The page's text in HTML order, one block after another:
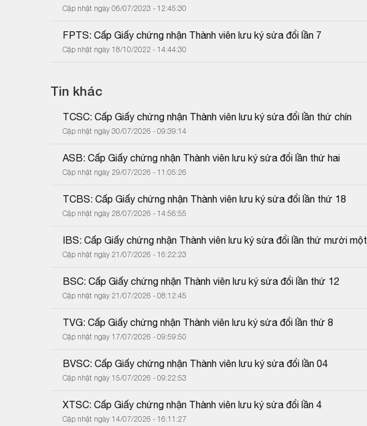
Cập nhật ngày 06/07/2023 - 12:45:30
FPTS: Cấp Giấy chứng nhận Thành viên lưu ký sửa đổi lần 7
Cập nhật ngày 18/10/2022 - 14:44:30
Tin khác
TCSC: Cấp Giấy chứng nhận Thành viên lưu ký sửa đổi lần thứ chín
Cập nhật ngày 30/07/2026 - 09:39:14
ASB: Cấp Giấy chứng nhận Thành viên lưu ký sửa đổi lần thứ hai
Cập nhật ngày 29/07/2026 - 11:05:26
TCBS: Cấp Giấy chứng nhận Thành viên lưu ký sửa đổi lần thứ 18
Cập nhật ngày 28/07/2026 - 14:56:55
IBS: Cấp Giấy chứng nhận Thành viên lưu ký sửa đổi lần thứ mười một
Cập nhật ngày 21/07/2026 - 16:22:23
BSC: Cấp Giấy chứng nhận Thành viên lưu ký sửa đổi lần thứ 12
Cập nhật ngày 21/07/2026 - 08:12:45
TVG: Cấp Giấy chứng nhận Thành viên lưu ký sửa đổi lần thứ 8
Cập nhật ngày 17/07/2026 - 09:59:50
BVSC: Cấp Giấy chứng nhận Thành viên lưu ký sửa đổi lần 04
Cập nhật ngày 15/07/2026 - 09:22:53
XTSC: Cấp Giấy chứng nhận Thành viên lưu ký sửa đổi lần 4
Cập nhật ngày 14/07/2026 - 16:11:27